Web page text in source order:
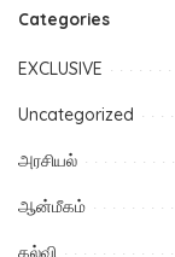
Categories
EXCLUSIVE
Uncategorized
அரசியல்
ஆன்மீகம்
கல்வி